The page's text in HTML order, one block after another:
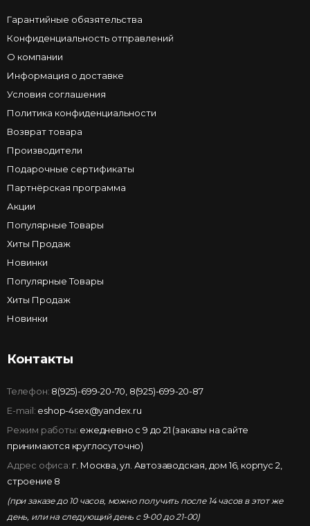
Гарантийные обязятельства
Конфиденциальность отправлений
О компании
Информация о доставке
Условия соглашения
Политика конфиденциальности
Возврат товара
Производители
Подарочные сертификаты
Партнёрская программа
Акции
Популярные Товары
Хиты Продаж
Новинки
Популярные Товары
Хиты Продаж
Новинки
Контакты
Телефон: 8(925)-699-20-70 8(925)-699-20-87
E-mail: eshop-4sex@yandex.ru
Режим работы: ежедневно с 9 до 21 (заказы на сайте
принимаются круглосуточно)
Адрес офиса: г. Москва, ул. Автозаводская, дом 16, корпус 2,
строение 8
(при заказе до 10 часов, можно получить после 14 часов в этот же
день, или на следующий день с 9-00 до 21-00)